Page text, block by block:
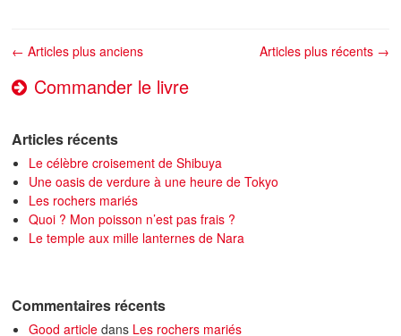
Navigation des articles
← Articles plus anciens Articles plus récents →
Commander le livre
Articles récents
Le célèbre croisement de Shibuya
Une oasis de verdure à une heure de Tokyo
Les rochers mariés
Quoi ? Mon poisson n’est pas frais ?
Le temple aux mille lanternes de Nara
Commentaires récents
Good articledans Les rochers mariés